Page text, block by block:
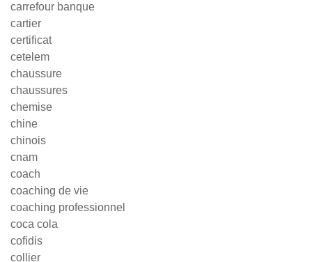
carrefour banque
cartier
certificat
cetelem
chaussure
chaussures
chemise
chine
chinois
cnam
coach
coaching de vie
coaching professionnel
coca cola
cofidis
collier